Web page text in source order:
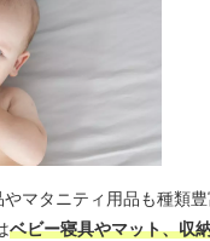
マタニティ用品も種類
ベビー寝具やマット、収